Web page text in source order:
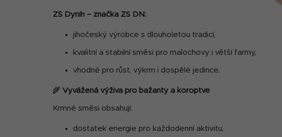
ZS Dynín – značka ZS DN:
jihočeský výrobce s dlouholetou tradicí,
kvalitní a stabilní směsi pro malochovy i větší farmy,
vhodné pro růst, výkrm i dospělé jedince.
🌾 Vyvážená výživa pro bažanty a koroptve
Krmné směsi obsahují:
dostatek energie pro každodenní aktivitu,